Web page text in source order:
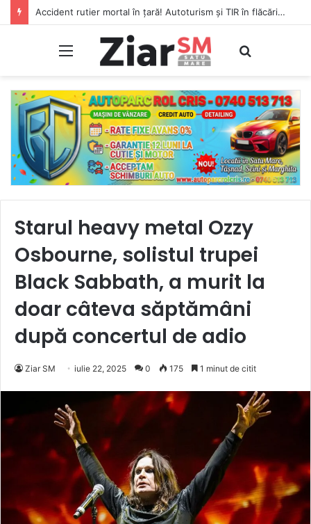
Accident rutier mortal în țară! Autoturism și TIR în flăcări, șofer carbonizat!
Meniu
Starul heavy metal Ozzy
Osbourne, solistul trupei
Black Sabbath, a murit la
doar câteva săptămâni
după concertul de adio
Ziar SM iulie 22, 2025 0 175 1 minut de citit